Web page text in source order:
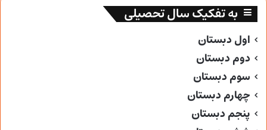
به تفکیک سال تحصیلی
اول دبستان
دوم دبستان
سوم دبستان
چهارم دبستان
پنجم دبستان